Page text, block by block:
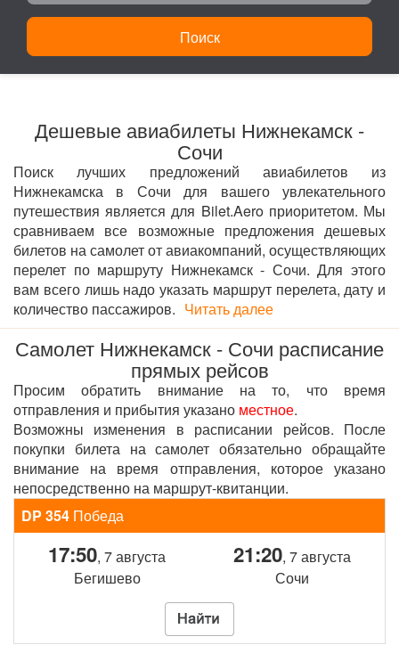
Поиск
Дешевые авиабилеты Нижнекамск -
Сочи
Поиск лучших предложений авиабилетов из
Нижнекамска в Сочи для вашего увлекательного
путешествия является для Bilet.Aero приоритетом. Мы
сравниваем все возможные предложения дешевых
билетов на самолет от авиакомпаний, осуществляющих
перелет по маршруту Нижнекамск - Сочи. Для этого
вам всего лишь надо указать маршрут перелета, дату и
количество пассажиров. Читать далее
Самолет Нижнекамск - Сочи расписание
прямых рейсов
Просим обратить внимание на то, что время
отправления и прибытия указано местное.
Возможны изменения в расписании рейсов. После
покупки билета на самолет обязательно обращайте
внимание на время отправления, которое указано
непосредственно на маршрут-квитанции.
DP 354 Победа
17:50, 7 августа
Бегишево
21:20, 7 августа
Сочи